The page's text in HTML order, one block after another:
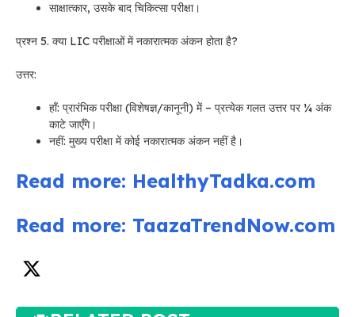
साक्षात्कार, उसके बाद चिकित्सा परीक्षा।
प्रश्न 5. क्या LIC परीक्षाओं में नकारात्मक अंकन होता है?
उत्तर:
हाँ: प्रारंभिक परीक्षा (विशेषज्ञ/कानूनी) में – प्रत्येक गलत उत्तर पर ¼ अंक
काटे जाएँगे।
नहीं: मुख्य परीक्षा में कोई नकारात्मक अंकन नहीं है।
Read more: HealthyTadka.com
Read more: TaazaTrendNow.com